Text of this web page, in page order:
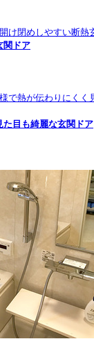
関ドア
た目も綺麗な玄関ドア